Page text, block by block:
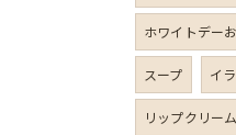
ホワイトデー
スープ イ
リップクリーム